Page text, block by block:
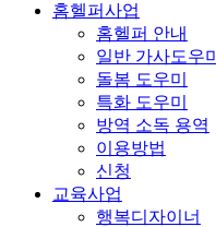
홈헬퍼사업
홈헬퍼 안내
일반 가사도우미
돌봄 도우미
특화 도우미
방역 소독 용역
이용방법
신청
교육사업
행복디자이너